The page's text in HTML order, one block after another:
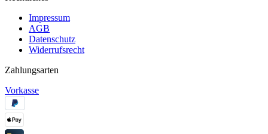
Impressum
AGB
Datenschutz
Widerrufsrecht
Zahlungsarten
Vorkasse